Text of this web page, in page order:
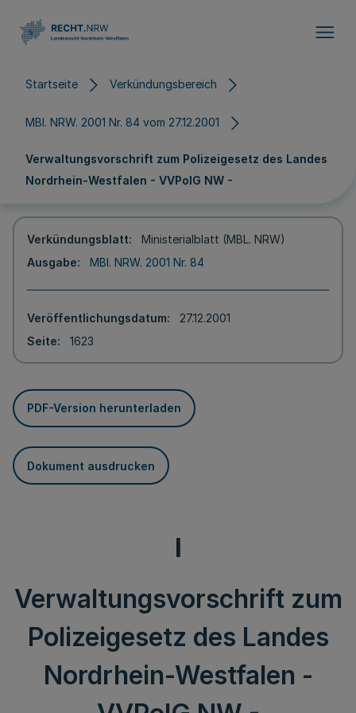
Startseite Verkündungsbereich
MBl. NRW. 2001 Nr. 84 vom 27.12.2001
Verwaltungsvorschrift zum Polizeigesetz des Landes
Nordrhein-Westfalen - VVPolG NW -
Verkündungsblatt
Ministerialblatt (MBL. NRW)
Ausgabe
MBl. NRW. 2001 Nr. 84
Veröffentlichungsdatum
27.12.2001
Seite
1623
PDF-Version herunterladen
Dokument ausdrucken
I
Verwaltungsvorschrift zum
Polizeigesetz des Landes
Nordrhein-Westfalen -